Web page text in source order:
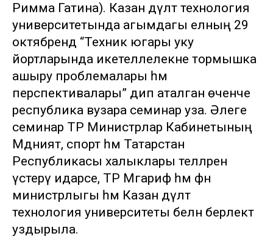
Римма Гатина). Казан дәүләт технология
университетында агымдагы елның 29
октябрендә “Техник югары уку
йортларында икетеллелекне тормышка
ашыру проблемалары һәм
перспективалары” дип аталган өченче
республика вузара семинар уза. Әлеге
семинар ТР Министрлар Кабинетының
Мәдәният, спорт һәм Татарстан
Республикасы халыклары телләрен
үстерү идарәсе, ТР Мәгариф һәм фән
министрлыгы һәм Казан дәүләт
технология университеты белән берлектә
уздырыла.